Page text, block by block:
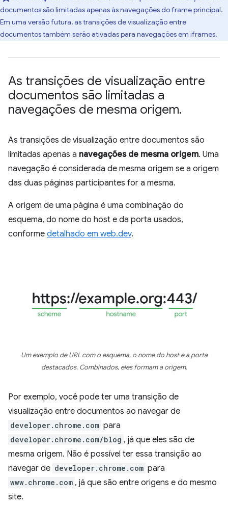
documentos são limitadas apenas às navegações do frame principal.
Em uma versão futura, as transições de visualização entre
documentos também serão ativadas para navegações em iframes.
As transições de visualização entre
documentos são limitadas a
navegações de mesma origem.
As transições de visualização entre documentos são
limitadas apenas a navegações de mesma origem. Uma
navegação é considerada de mesma origem se a origem
das duas páginas participantes for a mesma.
A origem de uma página é uma combinação do
esquema, do nome do host e da porta usados,
conforme detalhado em web.dev.
Um exemplo de URL com o esquema, o nome do host e a porta
destacados. Combinados, eles formam a origem.
Por exemplo, você pode ter uma transição de
visualização entre documentos ao navegar de
developer.chrome.com para
developer.chrome.com/blog , já que eles são de
mesma origem. Não é possível ter essa transição ao
navegar de developer.chrome.com para
www.chrome.com , já que são entre origens e do mesmo
site.